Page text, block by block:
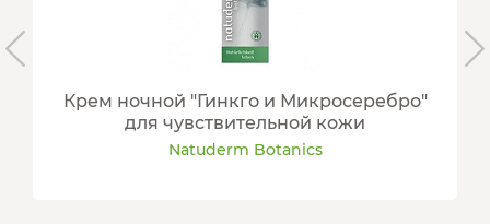
Крем ночной "Гинкго и Микросеребро"
для чувствительной кожи
Natuderm Botanics